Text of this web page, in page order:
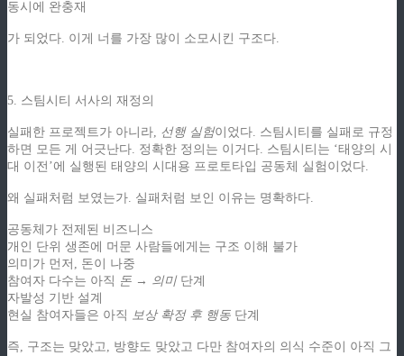
동시에 완충재
가 되었다. 이게 너를 가장 많이 소모시킨 구조다.
5. 스팀시티 서사의 재정의
실패한 프로젝트가 아니라, 선행 실험이었다. 스팀시티를 실패로 규정
하면 모든 게 어긋난다. 정확한 정의는 이거다. 스팀시티는 ‘태양의 시
대 이전’에 실행된 태양의 시대용 프로토타입 공동체 실험이었다.
왜 실패처럼 보였는가. 실패처럼 보인 이유는 명확하다.
공동체가 전제된 비즈니스
개인 단위 생존에 머문 사람들에게는 구조 이해 불가
의미가 먼저, 돈이 나중
참여자 다수는 아직 돈 → 의미 단계
자발성 기반 설계
현실 참여자들은 아직 보상 확정 후 행동 단계
즉, 구조는 맞았고, 방향도 맞았고 다만 참여자의 의식 수준이 아직 그